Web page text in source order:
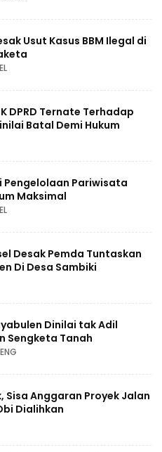
Usut Kasus BBM Ilegal di
DPRD Ternate Terhadap
Batal Demi Hukum
Pengelolaan Pariwisata
Maksimal
Desak Pemda Tuntaskan
Di Desa Sambiki
Dinilai tak Adil
Sengketa Tanah
Sisa Anggaran Proyek Jalan
Dialihkan